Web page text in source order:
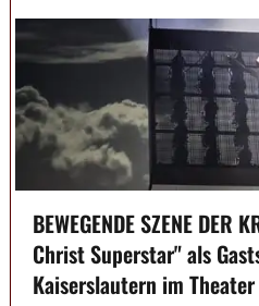
BEWEGENDE SZENE DER
Christ Superstar" als
Kaiserslautern im Theater